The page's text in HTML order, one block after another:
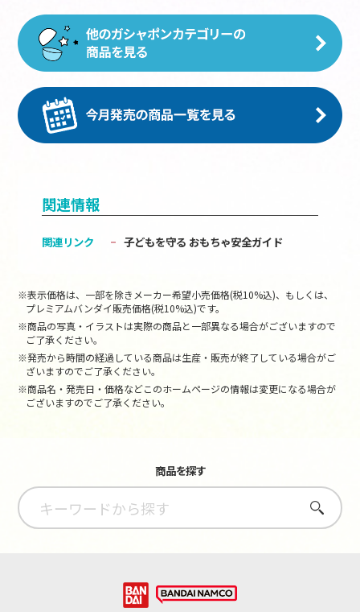
関連情報
関連リンク 子どもを守る おもちゃ安全ガイド
※表示価格は、一部を除きメーカー希望小売価格(税10%込)、もしくは、
プレミアムバンダイ販売価格(税10%込)です。
※商品の写真・イラストは実際の商品と一部異なる場合がございますので
ご了承ください。
※発売から時間の経過している商品は生産・販売が終了している場合がご
ざいますのでご了承ください。
※商品名・発売日・価格などこのホームページの情報は変更になる場合が
ございますのでご了承ください。
商品を探す
さがす